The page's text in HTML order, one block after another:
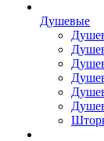
Душевые